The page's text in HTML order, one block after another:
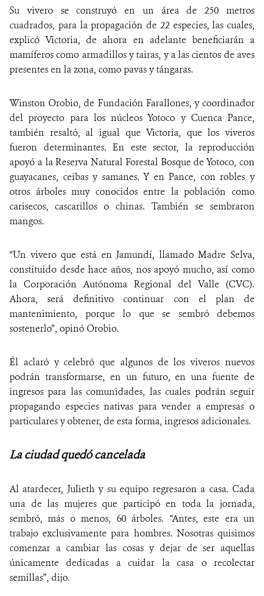
Su vivero se construyó en un área de 250 metros
cuadrados, para la propagación de 22 especies, las cuales,
explicó Victoria, de ahora en adelante beneficiarán a
mamíferos como armadillos y tairas, y a las cientos de aves
presentes en la zona, como pavas y tángaras.
Winston Orobio, de Fundación Farallones, y coordinador
del proyecto para los núcleos Yotoco y Cuenca Pance,
también resaltó, al igual que Victoria, que los viveros
fueron determinantes. En este sector, la reproducción
apoyó a la Reserva Natural Forestal Bosque de Yotoco, con
guayacanes, ceibas y samanes. Y en Pance, con robles y
otros árboles muy conocidos entre la población como
carisecos, cascarillos o chinas. También se sembraron
mangos.
“Un vivero que está en Jamundí, llamado Madre Selva,
constituido desde hace años, nos apoyó mucho, así como
la Corporación Autónoma Regional del Valle (CVC).
Ahora, será definitivo continuar con el plan de
mantenimiento, porque lo que se sembró debemos
sostenerlo”, opinó Orobio.
Él aclaró y celebró que algunos de los viveros nuevos
podrán transformarse, en un futuro, en una fuente de
ingresos para las comunidades, las cuales podrán seguir
propagando especies nativas para vender a empresas o
particulares y obtener, de esta forma, ingresos adicionales.
La ciudad quedó cancelada
Al atardecer, Julieth y su equipo regresaron a casa. Cada
una de las mujeres que participó en toda la jornada,
sembró, más o menos, 60 árboles. “Antes, este era un
trabajo exclusivamente para hombres. Nosotras quisimos
comenzar a cambiar las cosas y dejar de ser aquellas
únicamente dedicadas a cuidar la casa o recolectar
semillas”, dijo.